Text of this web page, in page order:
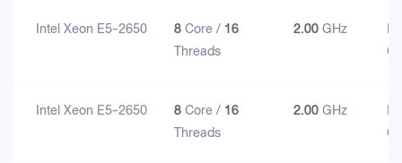
Intel Xeon E5-2650 8Core / 16
Threads
2.00GHz
Intel Xeon E5-2650 8Core / 16
Threads
2.00GHz